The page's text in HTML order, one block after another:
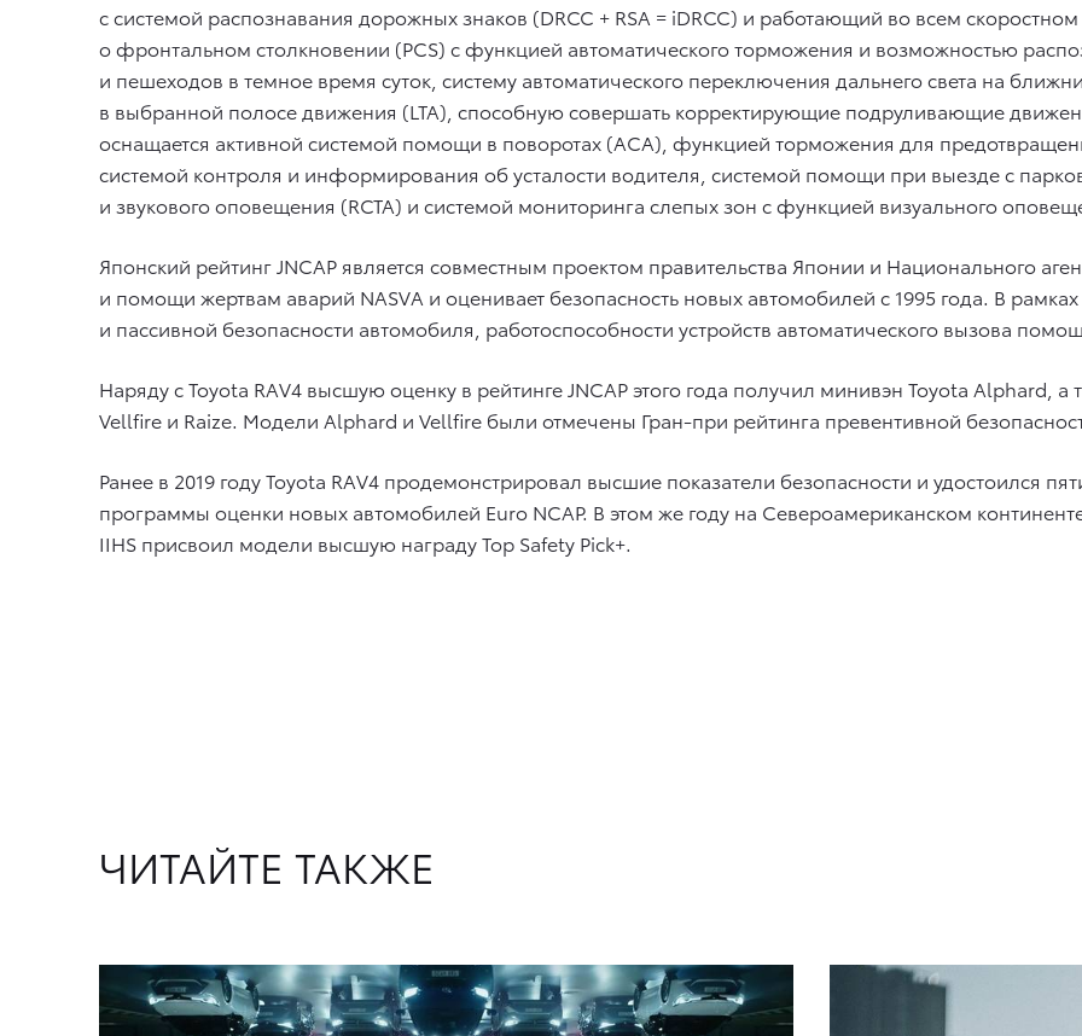
с системой распознавания дорожных знаков (DRCC + RSA = iDRCC) и работающий во всем
о фронтальном столкновении (PCS) с функцией автоматического торможения и возможностью
и пешеходов в темное время суток, систему автоматического переключения дальнего света на
в выбранной полосе движения (LTA), способную совершать корректирующие подруливающие
оснащается активной системой помощи в поворотах (ACA), функцией торможения для
системой контроля и информирования об усталости водителя, системой помощи при выезде с
и звукового оповещения (RCTA) и системой мониторинга слепых зон с функцией визуального
Японский рейтинг JNCAP является совместным проектом правительства Японии и Национального
и помощи жертвам аварий NASVA и оценивает безопасность новых автомобилей с 1995 года. В
и пассивной безопасности автомобиля, работоспособности устройств автоматического вызова
Наряду с Toyota RAV4 высшую оценку в рейтинге JNCAP этого года получил минивэн Toyota Alphard,
Vellfire и Raize. Модели Alphard и Vellfire были отмечены Гран-при рейтинга превентивной
Ранее в 2019 году Toyota RAV4 продемонстрировал высшие показатели безопасности и удостоился
программы оценки новых автомобилей Euro NCAP. В этом же году на Североамериканском
IIHS присвоил модели высшую награду Top Safety Pick+.
ЧИТАЙТЕ ТАКЖЕ